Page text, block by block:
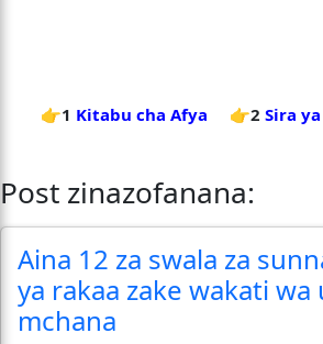
👉1 Kitabu cha Afya 👉2 Sira
Post zinazofanana:
Aina 12 za swala za
ya rakaa zake wakati wa
mchana